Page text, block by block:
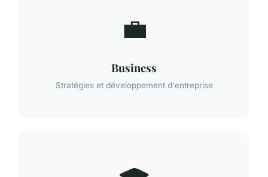
💼
Business
Stratégies et développement d'entreprise